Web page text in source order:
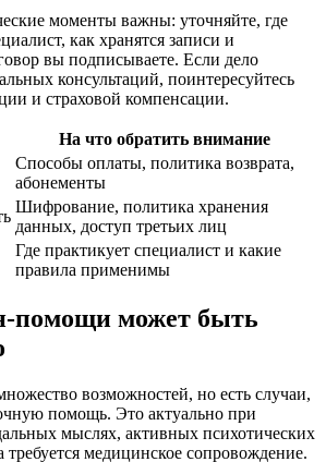
моменты важны: уточняйте, где
как хранятся записи и
вы подписываете. Если дело
консультаций, поинтересуйтесь
и страховой компенсации.
На что обратить внимание
Способы оплаты, политика возврата,
абонементы
Шифрование, политика хранения
данных, доступ третьих лиц
Где практикует специалист и какие
правила применимы
может быть
возможностей, но есть случаи,
помощь. Это актуально при
мыслях, активных психотических
требуется медицинское сопровождение.